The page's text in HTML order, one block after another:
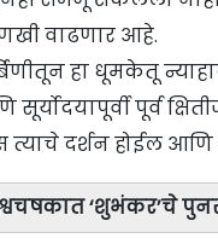
वाढणार आहे.
हा धूमकेतू
पूर्व
त्याचे दर्शन होईल
‘शुभंकर’चे